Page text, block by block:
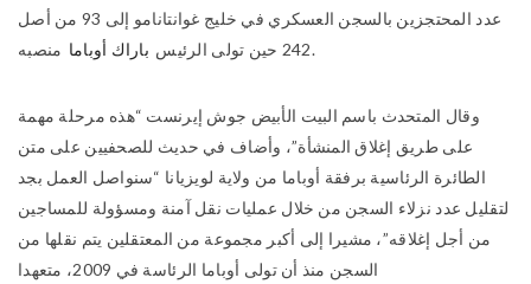
عدد المحتجزين بالسجن العسكري في خليج غوانتانامو إلى 93 من أصل
242 حين تولى الرئيس
باراك أوباما منصبه.
وقال المتحدث باسم البيت الأبيض جوش إيرنست “هذه مرحلة مهمة
على طريق إغلاق المنشأة”، وأضاف في حديث للصحفيين على متن
الطائرة الرئاسية برفقة أوباما من ولاية لويزيانا “سنواصل العمل بجد
لتقليل عدد نزلاء السجن من خلال عمليات نقل آمنة ومسؤولة للمساجين
من أجل إغلاقه”، مشيرا إلى أكبر مجموعة من المعتقلين يتم نقلها من
السجن منذ أن تولى أوباما الرئاسة في 2009، متعهدا